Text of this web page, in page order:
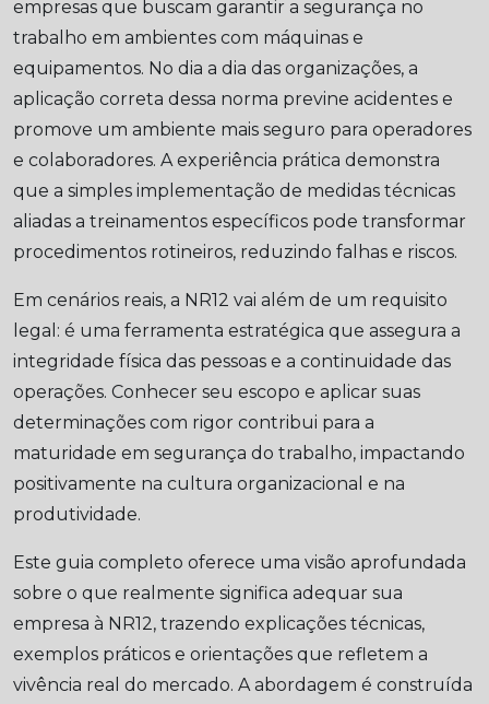
empresas que buscam garantir a segurança no
trabalho em ambientes com máquinas e
equipamentos. No dia a dia das organizações, a
aplicação correta dessa norma previne acidentes e
promove um ambiente mais seguro para operadores
e colaboradores. A experiência prática demonstra
que a simples implementação de medidas técnicas
aliadas a treinamentos específicos pode transformar
procedimentos rotineiros, reduzindo falhas e riscos.
Em cenários reais, a NR12 vai além de um requisito
legal: é uma ferramenta estratégica que assegura a
integridade física das pessoas e a continuidade das
operações. Conhecer seu escopo e aplicar suas
determinações com rigor contribui para a
maturidade em segurança do trabalho, impactando
positivamente na cultura organizacional e na
produtividade.
Este guia completo oferece uma visão aprofundada
sobre o que realmente significa adequar sua
empresa à NR12, trazendo explicações técnicas,
exemplos práticos e orientações que refletem a
vivência real do mercado. A abordagem é construída